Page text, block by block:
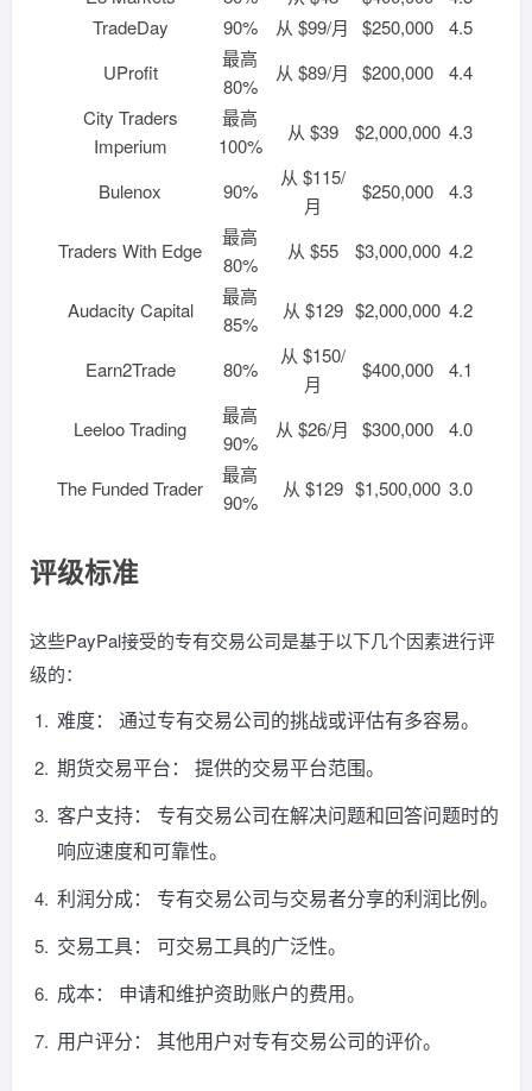
TradeDay
90% 从 $99/月 $250,000
4.5
UProfit
最高
80%
从 $89/月 $200,000
4.4
City Traders
Imperium
最高
100%
从 $39 $2,000,000 4.3
Bulenox 90%
从 $115/
月
$250,000 4.3
Traders With Edge
最高
80%
从 $55 $3,000,000 4.2
Audacity Capital
最高
85%
从 $129 $2,000,000 4.2
Earn2Trade 80%
从 $150/
月
$400,000 4.1
Leeloo Trading
最高
90%
从 $26/月 $300,000 4.0
The Funded Trader
最高
90%
从 $129 $1,500,000 3.0
评级标准
这些PayPal接受的专有交易公司是基于以下几个因素进行评
级的：
难度： 通过专有交易公司的挑战或评估有多容易。
期货交易平台： 提供的交易平台范围。
客户支持： 专有交易公司在解决问题和回答问题时的
响应速度和可靠性。
利润分成： 专有交易公司与交易者分享的利润比例。
交易工具： 可交易工具的广泛性。
成本： 申请和维护资助账户的费用。
用户评分： 其他用户对专有交易公司的评价。